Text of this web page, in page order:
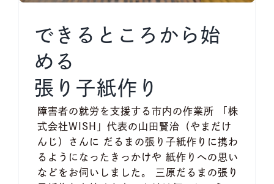
できるところから始
める
張り子紙作り
障害者の就労を支援する市内の作業所 「株
式会社WISH」代表の山田賢治（やまだけ
んじ）さんに だるまの張り子紙作りに携わ
るようになったきっかけや 紙作りへの思い
などをお伺いしました。 三原だるまの張り